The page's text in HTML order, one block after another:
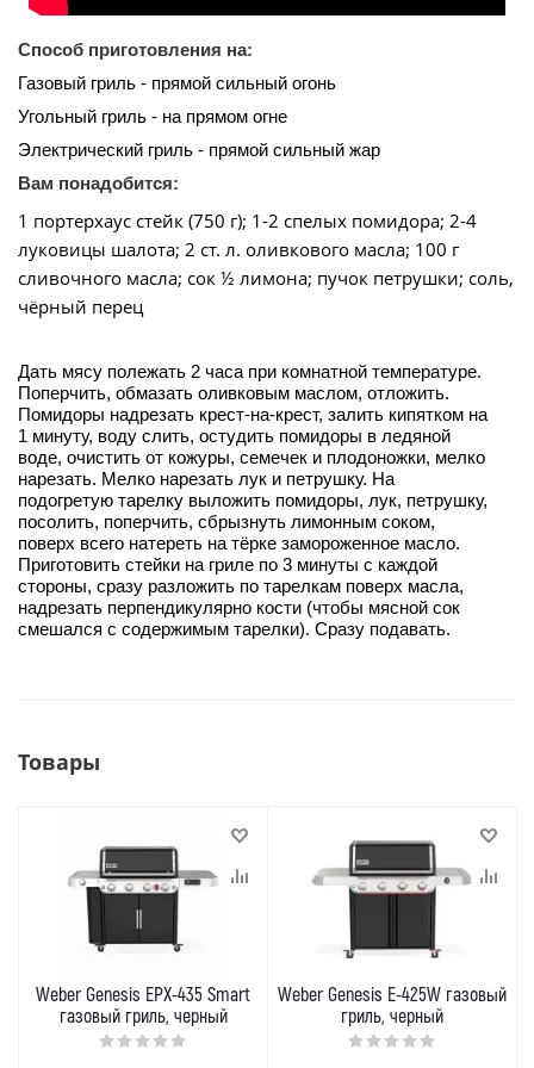
Способ приготовления на:
Газовый гриль - прямой сильный огонь
Угольный гриль - на прямом огне
Электрический гриль - прямой сильный жар
Вам понадобится:
1 портерхаус стейк (750 г); 1-2 спелых помидора; 2-4
луковицы шалота; 2 ст. л. оливкового масла; 100 г
сливочного масла; сок ½ лимона; пучок петрушки; соль,
чёрный перец
Дать мясу полежать 2 часа при комнатной температуре.
Поперчить, обмазать оливковым маслом, отложить.
Помидоры надрезать крест-на-крест, залить кипятком на
1 минуту, воду слить, остудить помидоры в ледяной
воде, очистить от кожуры, семечек и плодоножки, мелко
нарезать. Мелко нарезать лук и петрушку. На
подогретую тарелку выложить помидоры, лук, петрушку,
посолить, поперчить, сбрызнуть лимонным соком,
поверх всего натереть на тёрке замороженное масло.
Приготовить стейки на гриле по 3 минуты с каждой
стороны, сразу разложить по тарелкам поверх масла,
надрезать перпендикулярно кости (чтобы мясной сок
смешался с содержимым тарелки). Сразу подавать.
Товары
Weber Genesis EPX-435 Smart
газовый гриль, черный
Weber Genesis E-425W газовый
гриль, черный